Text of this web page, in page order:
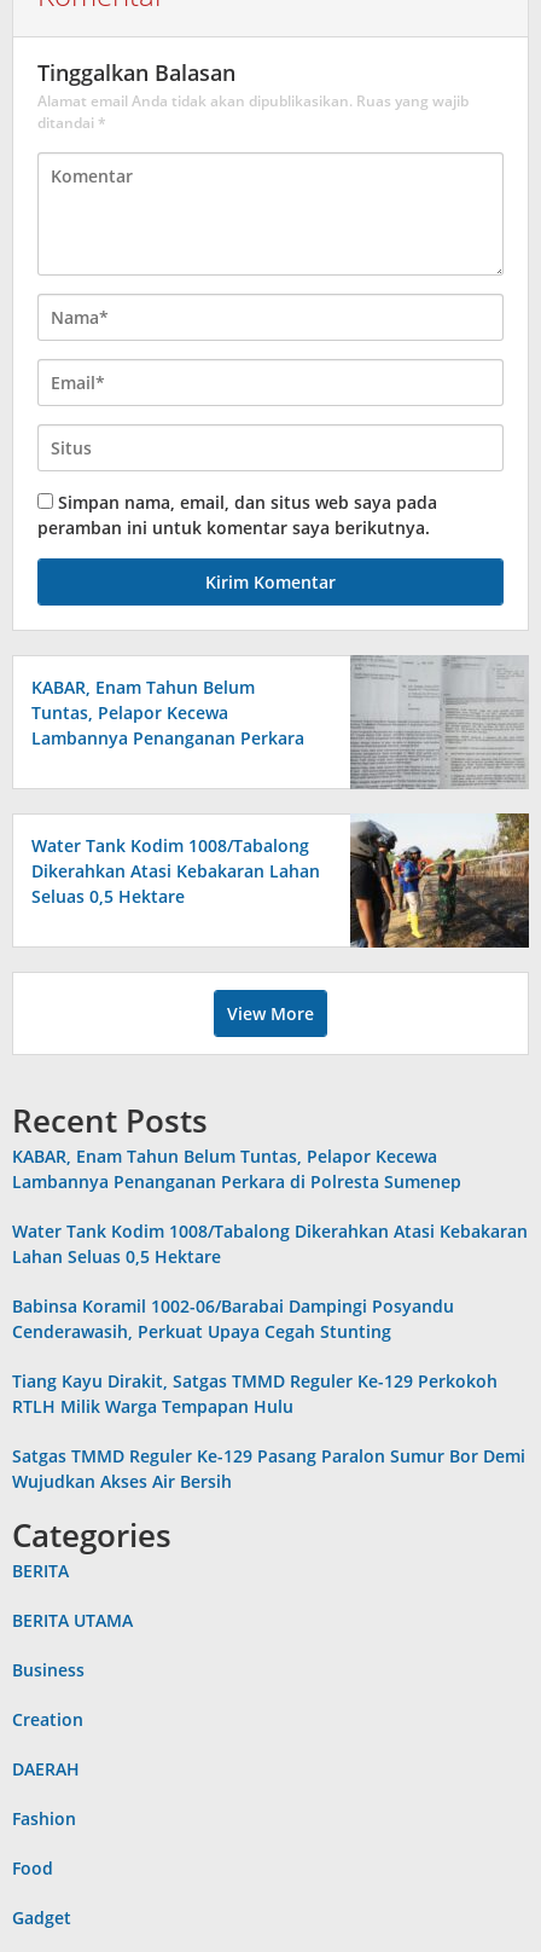
Tinggalkan Balasan
Alamat email Anda tidak akan dipublikasikan. Ruas yang wajib
ditandai *
Simpan nama, email, dan situs web saya pada
peramban ini untuk komentar saya berikutnya.
KABAR, Enam Tahun Belum
Tuntas, Pelapor Kecewa
Lambannya Penanganan Perkara
Water Tank Kodim 1008/Tabalong
Dikerahkan Atasi Kebakaran Lahan
Seluas 0,5 Hektare
View More
Recent Posts
KABAR, Enam Tahun Belum Tuntas, Pelapor Kecewa
Lambannya Penanganan Perkara di Polresta Sumenep
Water Tank Kodim 1008/Tabalong Dikerahkan Atasi Kebakaran
Lahan Seluas 0,5 Hektare
Babinsa Koramil 1002-06/Barabai Dampingi Posyandu
Cenderawasih, Perkuat Upaya Cegah Stunting
Tiang Kayu Dirakit, Satgas TMMD Reguler Ke-129 Perkokoh
RTLH Milik Warga Tempapan Hulu
Satgas TMMD Reguler Ke-129 Pasang Paralon Sumur Bor Demi
Wujudkan Akses Air Bersih
Categories
BERITA
BERITA UTAMA
Business
Creation
DAERAH
Fashion
Food
Gadget